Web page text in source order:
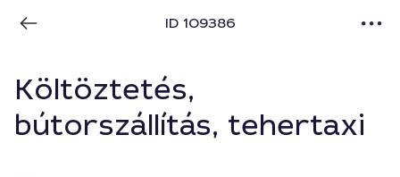
ID 109386
Költöztetés,
bútorszállítás, tehertaxi